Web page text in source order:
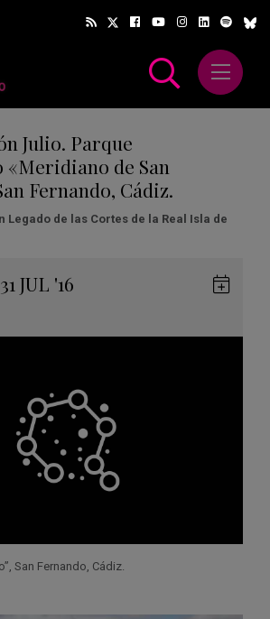
Abrir
Julio. Parque
de San
Fernando, Cádiz.
Legado de las Cortes de la Real Isla de
JUL '16
San Fernando, Cádiz.